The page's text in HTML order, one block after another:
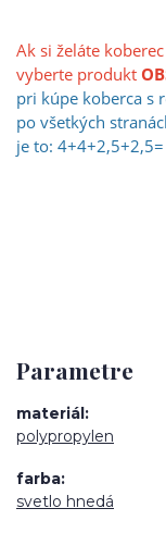
Ak si želáte koberec
vyberte produkt
pri kúpe koberca s
po všetkých
je to:
Parametre
materiál
polypropylen
farba
svetlo hnedá